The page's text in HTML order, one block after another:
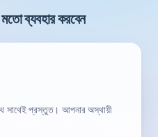
ব্যবহার করবেন
সাথেই প্রস্তুত। আপনার অস্থায়ী